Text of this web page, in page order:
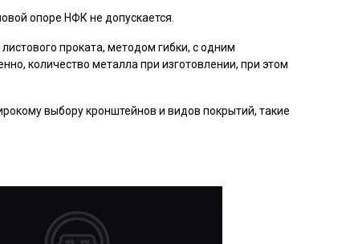
опоре НФК не допускается.
проката, методом гибки, с одним
количество металла при изготовлении, при этом
выбору кронштейнов и видов покрытий, такие